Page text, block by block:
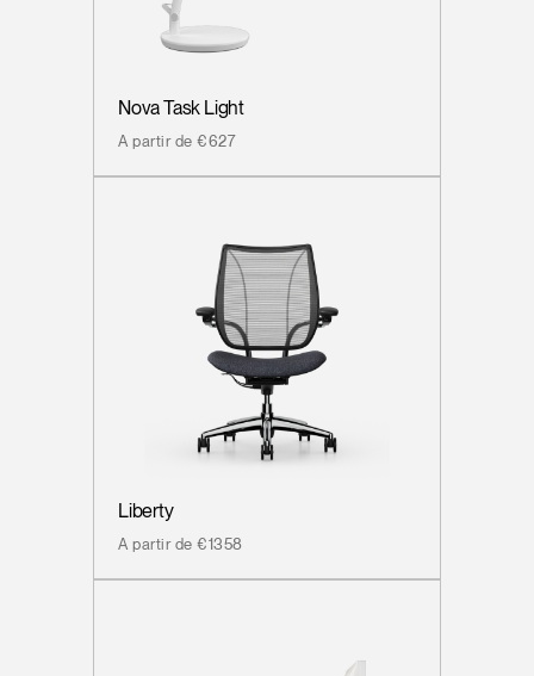
Nova Task Light
A partir de €627
Liberty
A partir de €1358